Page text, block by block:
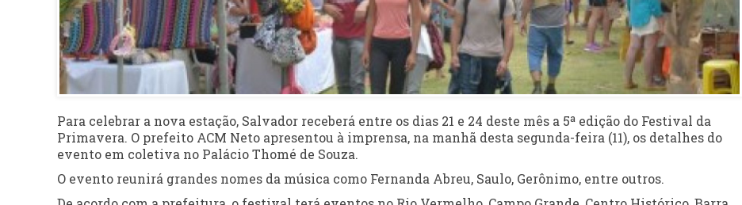
Para celebrar a nova estação, Salvador receberá entre os dias 21 e 24 deste mês a 5ª edição do Festival da
Primavera. O prefeito ACM Neto apresentou à imprensa, na manhã desta segunda-feira (11), os detalhes do
evento em coletiva no Palácio Thomé de Souza.
O evento reunirá grandes nomes da música como Fernanda Abreu, Saulo, Gerônimo, entre outros.